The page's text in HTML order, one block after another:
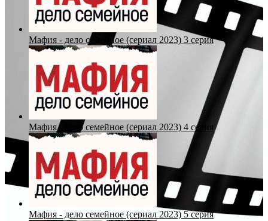
Мафия - дело семейное (сериал 2023) 3 серия
Мафия - дело семейное (сериал 2023) 4 серия
Мафия - дело семейное (сериал 2023) 5 серия